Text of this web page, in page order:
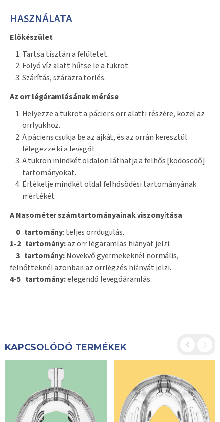
HASZNÁLATA
Előkészület
Tartsa tisztán a felületet.
Folyó víz alatt hűtse le a tükröt.
Szárítás, szárazra törlés.
Az orr légáramlásának mérése
Helyezze a tükröt a páciens orr alatti részére, közel az
orrlyukhoz.
A páciens csukja be az ajkát, és az orrán keresztül
lélegezze ki a levegőt.
A tükrön mindkét oldalon láthatja a felhős [ködösödő]
tartományokat.
Értékelje mindkét oldal felhősödési tartományának
mértékét.
A Nasométer számtartományainak viszonyítása
0 tartomány: teljes orrdugulás.
1-2 tartomány:az orr légáramlás hiányát jelzi.
3 tartomány:Növekvő gyermekeknél normális,
felnőtteknél azonban az orrlégzés hiányát jelzi.
4-5 tartomány:elegendő levegőáramlás.
KAPCSOLÓDÓ TERMÉKEK